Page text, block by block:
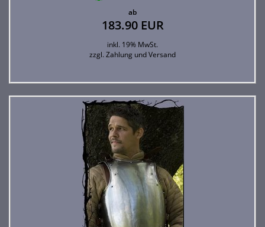
ab
183.90 EUR
inkl. 19% MwSt.
zzgl.Zahlung und Versand